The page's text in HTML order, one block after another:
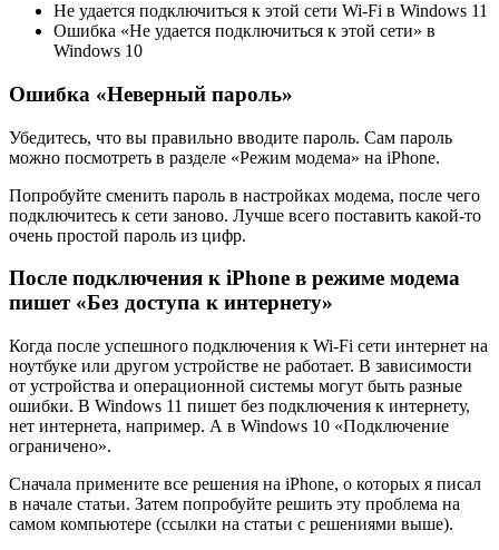
Не удается подключиться к этой сети Wi-Fi в Windows 11
Ошибка «Не удается подключиться к этой сети» в
Windows 10
Ошибка «Неверный пароль»
Убедитесь, что вы правильно вводите пароль. Сам пароль
можно посмотреть в разделе «Режим модема» на iPhone.
Попробуйте сменить пароль в настройках модема, после чего
подключитесь к сети заново. Лучше всего поставить какой-то
очень простой пароль из цифр.
После подключения к iPhone в режиме модема
пишет «Без доступа к интернету»
Когда после успешного подключения к Wi-Fi сети интернет на
ноутбуке или другом устройстве не работает. В зависимости
от устройства и операционной системы могут быть разные
ошибки. В Windows 11 пишет без подключения к интернету,
нет интернета, например. А в Windows 10 «Подключение
ограничено».
Сначала примените все решения на iPhone, о которых я писал
в начале статьи. Затем попробуйте решить эту проблема на
самом компьютере (ссылки на статьи с решениями выше).